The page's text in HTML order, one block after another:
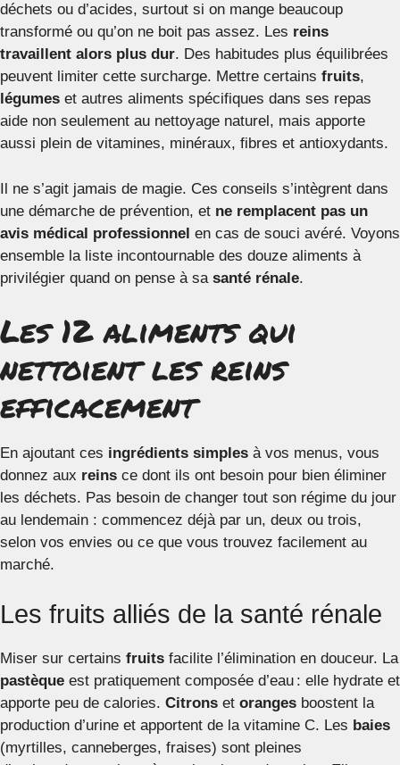
déchets ou d’acides, surtout si on mange beaucoup
transformé ou qu’on ne boit pas assez. Les reins
travaillent alors plus dur. Des habitudes plus équilibrées
peuvent limiter cette surcharge. Mettre certains fruits,
légumes et autres aliments spécifiques dans ses repas
aide non seulement au nettoyage naturel, mais apporte
aussi plein de vitamines, minéraux, fibres et antioxydants.
Il ne s’agit jamais de magie. Ces conseils s’intègrent dans
une démarche de prévention, et ne remplacent pas un
avis médical professionnel en cas de souci avéré. Voyons
ensemble la liste incontournable des douze aliments à
privilégier quand on pense à sa santé rénale.
Les 12 aliments qui
nettoient les reins
efficacement
En ajoutant ces ingrédients simples à vos menus, vous
donnez aux reins ce dont ils ont besoin pour bien éliminer
les déchets. Pas besoin de changer tout son régime du jour
au lendemain : commencez déjà par un, deux ou trois,
selon vos envies ou ce que vous trouvez facilement au
marché.
Les fruits alliés de la santé rénale
Miser sur certains fruits facilite l’élimination en douceur. La
pastèque est pratiquement composée d’eau : elle hydrate et
apporte peu de calories. Citrons et oranges boostent la
production d’urine et apportent de la vitamine C. Les baies
(myrtilles, canneberges, fraises) sont pleines